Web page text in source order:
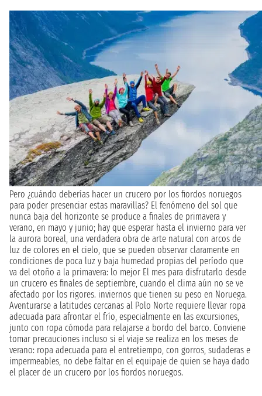
Pero ¿cuándo deberías hacer un crucero por los fiordos noruegos
para poder presenciar estas maravillas? El fenómeno del sol que
nunca baja del horizonte se produce a finales de primavera y
verano, en mayo y junio; hay que esperar hasta el invierno para ver
la aurora boreal, una verdadera obra de arte natural con arcos de
luz de colores en el cielo, que se pueden observar claramente en
condiciones de poca luz y baja humedad propias del período que
va del otoño a la primavera: lo mejor El mes para disfrutarlo desde
un crucero es finales de septiembre, cuando el clima aún no se ve
afectado por los rigores. inviernos que tienen su peso en Noruega.
Aventurarse a latitudes cercanas al Polo Norte requiere llevar ropa
adecuada para afrontar el frío, especialmente en las excursiones,
junto con ropa cómoda para relajarse a bordo del barco. Conviene
tomar precauciones incluso si el viaje se realiza en los meses de
verano: ropa adecuada para el entretiempo, con gorros, sudaderas e
impermeables, no debe faltar en el equipaje de quien se haya dado
el placer de un crucero por los fiordos noruegos.